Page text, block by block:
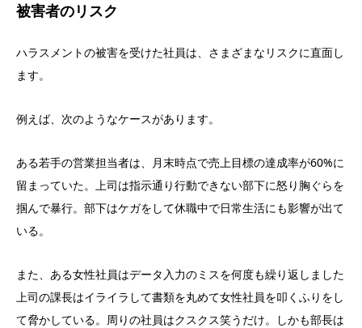
被害者のリスク
ハラスメントの被害を受けた社員は、さまざまなリスクに直面し
ます。
例えば、次のようなケースがあります。
ある若手の営業担当者は、月末時点で売上目標の達成率が60%に
留まっていた。上司は指示通り行動できない部下に怒り胸ぐらを
掴んで暴行。部下はケガをして休職中で日常生活にも影響が出て
いる。
また、ある女性社員はデータ入力のミスを何度も繰り返しました
上司の課長はイライラして書類を丸めて女性社員を叩くふりをし
て脅かしている。周りの社員はクスクス笑うだけ。しかも部長は